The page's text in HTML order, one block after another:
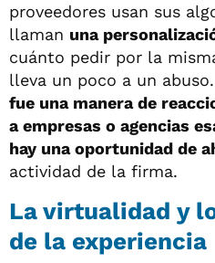
proveedores usan sus
llaman una
cuánto pedir por la
lleva un poco a un abuso.
fue una manera de
a empresas o agencias
hay una oportunidad de
actividad de la firma.
La virtualidad y
de la experiencia